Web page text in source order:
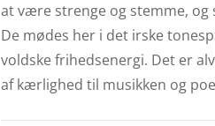
at være strenge og stemme, og
De mødes her i det irske
voldske frihedsenergi. Det er
af kærlighed til musikken og